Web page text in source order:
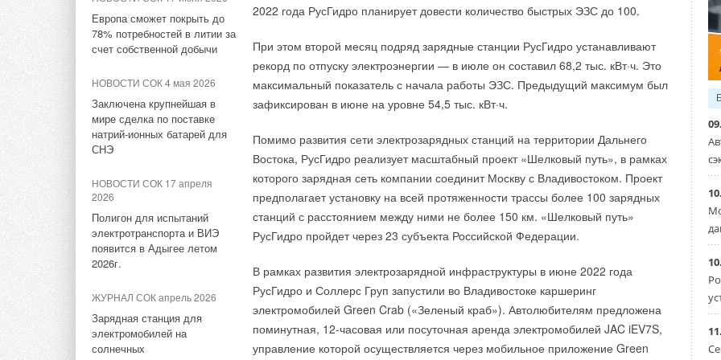
Европа сможет покрыть до
78% потребностей в литии за
счет собственной добычи
НОВОСТИ СОК 4 мая 2026
Заключена крупнейшая в
мире сделка по поставке
натрий-ионных батарей для
СНЭ
НОВОСТИ СОК 17 апреля
2026
Полигон для испытаний
электротранспорта и ВИЭ
появится в Адыгее летом
2026г.
ЖУРНАЛ СОК апрель 2026
Зарядная станция для
электромобилей на
солнечных
2022 года РусГидро планирует довести количество быстрых ЭЗС до 100.
При этом второй месяц подряд зарядные станции РусГидро устанавливают
рекорд по отпуску электроэнергии — в июле он составил 68,2 тыс. кВт·ч. Это
максимальный показатель с начала работы ЭЗС. Предыдущий максимум был
зафиксирован в июне на уровне 54,5 тыс. кВт·ч.
Помимо развития сети электрозарядных станций на территории Дальнего
Востока, РусГидро реализует масштабный проект «Шелковый путь», в рамках
которого зарядная сеть компании соединит Москву с Владивостоком. Проект
предполагает установку на всей протяженности трассы более 100 зарядных
станций с расстоянием между ними не более 150 км. «Шелковый путь»
РусГидро пройдет через 23 субъекта Российской Федерации.
В рамках развития электрозарядной инфраструктуры в июне 2022 года
РусГидро и Соллерс Груп запустили во Владивостоке каршеринг
электромобилей Green Crab («Зеленый краб»). Автолюбителям предложена
поминутная, 12-часовая или посуточная аренда электромобилей JAC iEV7S,
управление которой осуществляется через мобильное приложение Green
НОВОСТИ СОК 24 июля 2026
Китай опубликовал план
развития сектора ВИЭ на
НОВОСТИ СОК 23 июля 2026
В Дагестане ввели вторую
очередь крупнейшей в
России ветроэлектростанции
НОВОСТИ СОК 22 июля 2026
LONGi вновь установила
мировой рекорд
эффективности тандемных
солнечных элементов —
НОВОСТИ СОК 22 июля 2026
Германия подключила более
1 ГВт морской
искусственного интеллекта, увеличили объём производства органической
«Зелёная» энергетика — следующий и логичный шаг в реализации ESG-
стратегии агрохолдинга, который позволит уменьшить не только вред
для экологии, но и расходы в долгосрочной перспективе. И на этом мы
Агро»Сергей Запорожцев.
Солнечная электростанция состоит из батарей мощностью 460 Вт каждая,
европейского сетевого инвертора Fronius (Австрия) и наземной системы
крепления Termoclip. По расчетам компании «Умная Энергия», прибыль
от генерации солнечной энергии за десять лет должна составить более
«Последние несколько лет агропредприятия охотно переходят
на возобновляемую энергетику. Так, к примеру, они входят топ-3 по числу
построенных солнечных электростанций в России, а установленная
мощность их станций в этом году приблизилась к 4 МВт. Проект
НОВОСТИ СОК 10 февраля
Манжерок с ПЕНОПЛЭКС
НОВОСТИ СОК 30 января 2023
ПЕНОПЛЭКС в
строительстве терминала
НОВОСТИ СОК 15 декабря
2022
Компания ПЕНОПЛЭКС
запустила новый сайт
Состав системы
1. Гидроизоляционный слой — ПВХ мембрана PLASTFOIL®
2. Крепежные элементы PROPLUG®
3. Разделительный слой — cтеклохолст PLASTFOIL® CANVAS
4. Теплоизоляционный слой — экструзионный пенополистирол ПЕНОПЛЭКС®
5. Пароизоляционный слой
6. Железобетонное основание
Важно отметить, что применение прочного теплоизоляционного слоя